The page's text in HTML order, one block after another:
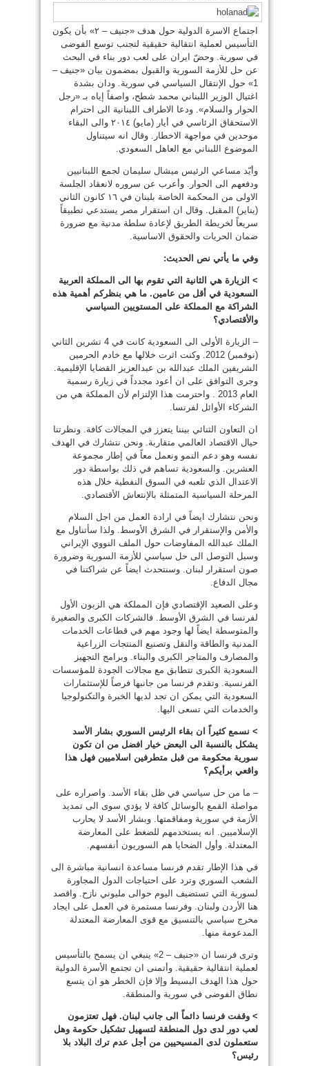
اجتماع الاسرة الدولية حول هدف «جنيف – ٢» بأن يكون
التأسيس لعملية انتقالية حقيقية لتجنب توسع الفوضى
في سورية. وحضّ ايران على لعب دور بناء في البحث
عن حل للأزمة السورية والقبول بمضمون بيان «جنيف –
1» حول الإنتقال السياسي في سورية. ودان بشدة
اغتيال الوزير اللبناني محمد شطح، واصفاً إياه بـ «رجل
الحوار والسلام». ودعا الاطراف اللبنانية الى احترام
الاستحقاق الرئاسي في أيار (مايو) ٢٠١٤ والى البقاء
موحدين في مواجهة الاخطار. وقال انه سيتناول
الموضوع اللبناني مع العاهل السعودي.
وأيّد مساعي الرئيس ميشال سليمان لجمع اللبنانيين
ودفعهم الى الحوار. وأعرب عن سروره لانعقاد الجلسة
الاولى من المحكمة الخاصة بلبنان في ١٦ كانون الثاني
(يناير) المقبل. وقال ان استقرار مصر يستدعي تطبيقاً
سريعاً لخريطة الطريق لإعادة سلطة مدنية مع ضرورة
ضمان الحريات والحقوق الاساسية.
وفي ما يأتي نص الحديث:
> الزيارة هي الثانية التي تقوم بها الى المملكة العربية
السعودية في أقل من عامين. ما هي بنظركم أهمية هذه
الشراكة مع المملكة على المستويين السياسي
والأقتصادي؟
– الزيارة الأولى الى السعودية كانت في 4 تشرين الثاني
(نوفمبر) 2012. وكنت اثرت خلالها مع خادم الحرمين
الشريفين الملك عبدالله بن عبدالعزيز القضايا الإقليمية.
وجرى التوافق على ان أعود مجدداً في زيارة رسمية
العام 2013 . واحترمت هذا الإلتزام لأن المملكة هي من
الشركاء الأوائل لفرنسا.
ان التعاون الثنائي بيننا يتعزز في المجالات كافة. ونظرتنا
حيال الاقتصاد العالمي متقاربة. ونحن نتشارك في الهدف
نفسه وهو دعم النمو ونعمل معاً في إطار مجموعة
العشرين. والسعودية تساهم في ذلك بواسطة دور
الاعتدال الذي تلعبه في السوق النفطية خلال هذه
المرحلة السياسية المتمثلة بالإنتعاش الأقتصادي.
ونحن نتشارك ايضاً في ارادة العمل من اجل السلام
والأمن والإستقرار في الشرق الأوسط. ولذا سأتناول مع
الملك عبدالله المفاوضات حول الملف النووي الإيراني
وسبل التوصل الى حل سياسي للأزمة السورية وضرورة
صون استقرار لبنان. وسنتحدث ايضاً عن شراكتنا في
مجال الدفاع.
وعلى الصعيد الإقتصادي فإن المملكة هي الزبون الأول
لفرنسا في الشرق الأوسط. فالشركات الكبرى والصغيرة
والمتوسطة ايضاً لها وجود مهم في قطاعات الخدمات
المدنية والطاقة والنقل وتصنيع المنتجات الزراعية
والمصارف والمتاجر الكبرى والبناء. وبرامج التجهيز
السعودية الكبرى تتطابق مع مجالات الجودة للمؤسسات
الفرنسية. وتقدم فرنسا من جانبها فرصاً للإستثمارات
السعودية التي يمكن ان تجد لديها الخبرة والتكنولوجيا
والخدمات التي تسعى اليها.
> نسمع كثيراً ان بقاء الرئيس السوري بشار الأسد
يشكل بالنسبة الى البعض خيار افضل من ان تكون
سورية محكومة من قبل متطرفين اسلاميين فهل هذا
واقعي برأيكم؟
– ما من حل سياسي في ظل بقاء الأسد. واصراره على
مواصلة القمع بالوسائل كافة لا يؤدي سوى الى تمديد
الأزمة في سورية ومفاقمتها. وبشار الأسد لا يحارب
الإسلاميين. انه يستخدمهم للضغط على المعارضة
المعتدلة. وأول الضحايا هم السوريون أنفسهم.
في هذا الإطار تقدم فرنسا مساعدة انسانية مباشرة الى
الشعب السوري وترد على احتياجات الدول المجاورة
لسورية التي تستضيف اليوم حوالى مليوني نازح. واقصد
هنا الأردن ولبنان. وفرنسا مستمرة في العمل على ايجاد
مخرج سياسي بالتنسيق مع قوى المعارضة المعتدلة
المدعومة منها.
وترى فرنسا ان «جنيف – 2» ينبغي ان يسمح بالتأسيس
لعملية انتقالية حقيقية. وأتمنى ان تجتمع الأسرة الدولية
حول هذا الهدف البسيط وإلا فإن الخطر هو ان يتسع
نطاق الفوضى في سورية والمنطقة.
> وقفت فرنسا دائماً الى جانب لبنان. فهل تعتزمون
لعب دور لدى دول المنطقة لتسهيل تشكيل حكومة وهل
ستعملون لدى المسيحيين من أجل عدم ترك البلاد بلا
رئيس؟